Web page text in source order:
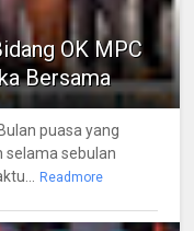
OK MPC
Bersama
puasa yang
selama sebulan
Readmore